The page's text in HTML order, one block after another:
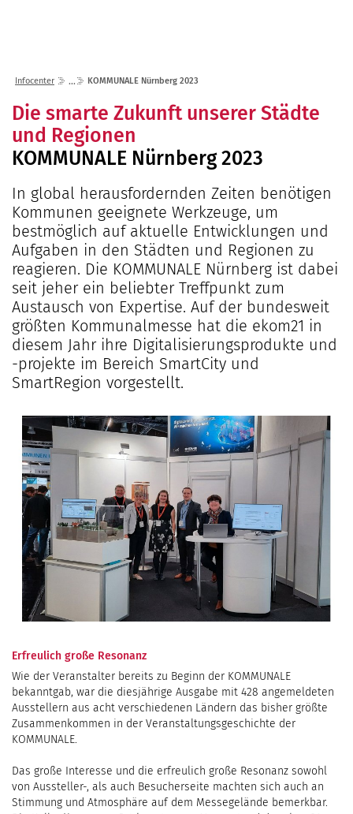
Gremien
Partner
Standorte
Organisation
Über ekom21
Zertifizierungen
Mitgliedschaften
Kontakt
Ansprechpersonen
2026
2023
2021
Presse
Kommunaler
Open Door |
Aktuelle Projekte
Breitband
EfA-Leistungen
Einheitlicher
Hessen
ekom21 als Arbeitgeber
Stellenangebote
Ausbildung
Praktikum
Mitarbeitende über uns
Shop
Infocenter KOMMUNALE Nürnberg 2023
Die smarte Zukunft unserer Städte
und Regionen
KOMMUNALE Nürnberg 2023
In global herausfordernden Zeiten benötigen
Kommunen geeignete Werkzeuge, um
bestmöglich auf aktuelle Entwicklungen und
Aufgaben in den Städten und Regionen zu
reagieren. Die KOMMUNALE Nürnberg ist dabei
seit jeher ein beliebter Treffpunkt zum
Austausch von Expertise. Auf der bundesweit
größten Kommunalmesse hat die ekom21 in
diesem Jahr ihre Digitalisierungsprodukte und
-projekte im Bereich SmartCity und
SmartRegion vorgestellt.
Erfreulich große Resonanz
Wie der Veranstalter bereits zu Beginn der KOMMUNALE
bekanntgab, war die diesjährige Ausgabe mit 428 angemeldeten
Ausstellern aus acht verschiedenen Ländern das bisher größte
Zusammenkommen in der Veranstaltungsgeschichte der
KOMMUNALE.
Das große Interesse und die erfreulich große Resonanz sowohl
von Aussteller-, als auch Besucherseite machten sich auch an
Stimmung und Atmosphäre auf dem Messegelände bemerkbar.